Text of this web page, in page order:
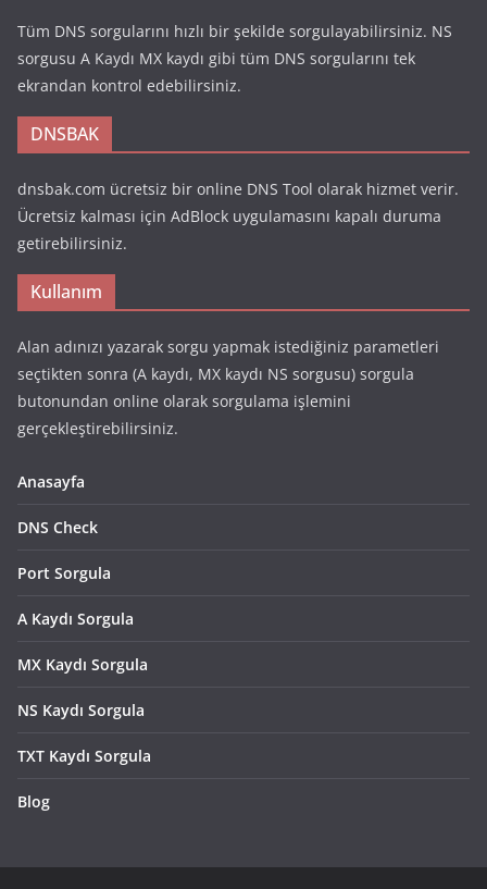
Tüm DNS sorgularını hızlı bir şekilde sorgulayabilirsiniz. NS
sorgusu A Kaydı MX kaydı gibi tüm DNS sorgularını tek
ekrandan kontrol edebilirsiniz.
DNSBAK
dnsbak.com ücretsiz bir online DNS Tool olarak hizmet verir.
Ücretsiz kalması için AdBlock uygulamasını kapalı duruma
getirebilirsiniz.
Kullanım
Alan adınızı yazarak sorgu yapmak istediğiniz parametleri
seçtikten sonra (A kaydı, MX kaydı NS sorgusu) sorgula
butonundan online olarak sorgulama işlemini
gerçekleştirebilirsiniz.
Anasayfa
DNS Check
Port Sorgula
A Kaydı Sorgula
MX Kaydı Sorgula
NS Kaydı Sorgula
TXT Kaydı Sorgula
Blog